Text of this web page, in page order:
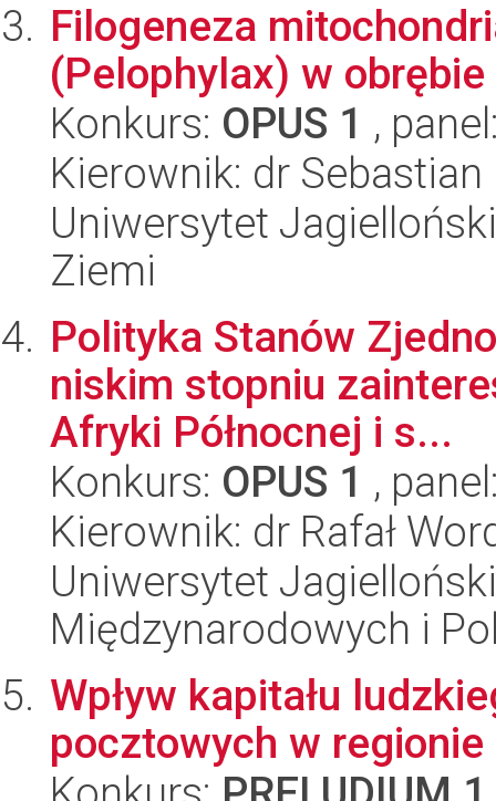
Filogeneza
(Pelophylax) w
Konkurs: OPUS 1 ,
Kierownik: dr
Uniwersytet
Ziemi
Polityka Stanów
niskim stopniu
Afryki Północnej i s...
Konkurs: OPUS 1 ,
Kierownik: dr Rafał
Uniwersytet
Międzynarodowych i
Wpływ kapitału
pocztowych w